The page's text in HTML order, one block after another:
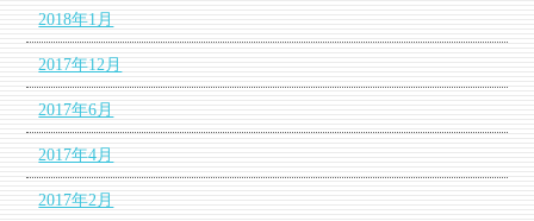
2018年1月
2017年12月
2017年6月
2017年4月
2017年2月